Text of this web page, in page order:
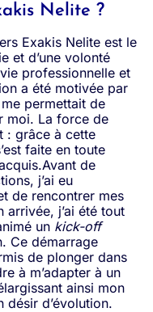
Nelite ?
Exakis Nelite est le
et d’une volonté
professionnelle et
a été motivée par
permettait de
moi. La force de
: grâce à cette
faite en toute
de
j’ai eu
de rencontrer mes
j’ai été tout
un kick-off
Ce démarrage
de plonger dans
à m’adapter à un
ainsi mon
désir d’évolution.